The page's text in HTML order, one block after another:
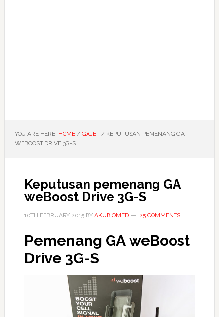
YOU ARE HERE: HOME / GAJET /KEPUTUSAN PEMENANG GA
WEBOOST DRIVE 3G-S
Keputusan pemenang GA
weBoost Drive 3G-S
10TH FEBRUARY 2015BY AKUBIOMED 25 COMMENTS
Pemenang GA weBoost
Drive 3G-S